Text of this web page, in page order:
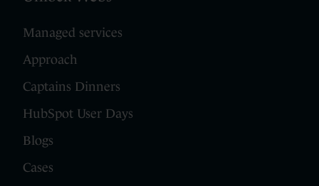
Managed services
Approach
Captains Dinners
HubSpot User Days
Blogs
Cases